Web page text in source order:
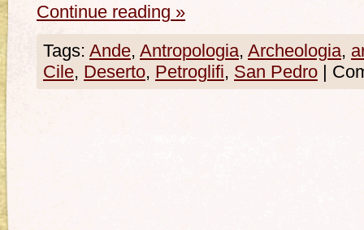
Continue reading »
Tags: Ande, Antropologia, Archeologia,
Cile, Deserto, Petroglifi, San Pedro